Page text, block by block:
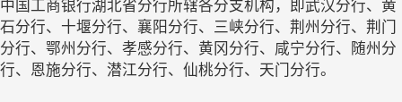
中国工商银行湖北省分行所辖各分支机构，即武汉分行、黄
石分行、十堰分行、襄阳分行、三峡分行、荆州分行、荆门
分行、鄂州分行、孝感分行、黄冈分行、咸宁分行、随州分
行、恩施分行、潜江分行、仙桃分行、天门分行。